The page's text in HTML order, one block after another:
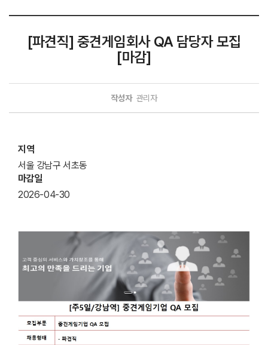
[파견직] 중견게임회사 QA 담당자 모집
[마감]
작성자 관리자
지역
서울 강남구 서초동
마감일
2026-04-30